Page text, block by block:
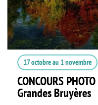
17 octobreau 1 novembre
CONCOURS
Grandes Bruyères